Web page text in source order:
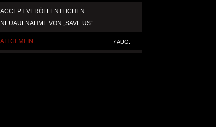
ACCEPT VERÖFFENTLICHEN
NEUAUFNAHME VON „SAVE US“
ALLGEMEIN 7 AUG.